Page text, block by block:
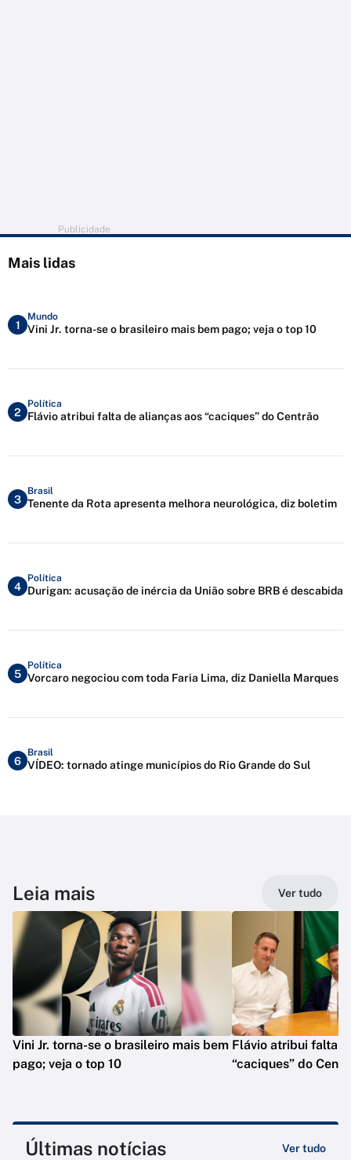
Publicidade
Mais lidas
1
Mundo
Vini Jr. torna-se o brasileiro mais bem pago; veja o top 10
2
Política
Flávio atribui falta de alianças aos “caciques” do Centrão
3
Brasil
Tenente da Rota apresenta melhora neurológica, diz boletim
4
Política
Durigan: acusação de inércia da União sobre BRB é descabida
5
Política
Vorcaro negociou com toda Faria Lima, diz Daniella Marques
6
Brasil
VÍDEO: tornado atinge municípios do Rio Grande do Sul
Leia mais Ver tudo
Vini Jr. torna-se o brasileiro mais bem
pago; veja o top 10
Flávio atribui falta
“caciques” do
Últimas notícias Ver tudo